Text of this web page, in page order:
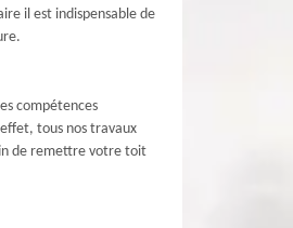
il est indispensable de
compétences
tous nos travaux
de remettre votre toit